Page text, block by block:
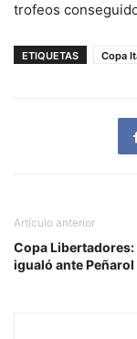
trofeos
ETIQUETAS Copa
Artículo anterior
Copa
igualó ante Peñarol